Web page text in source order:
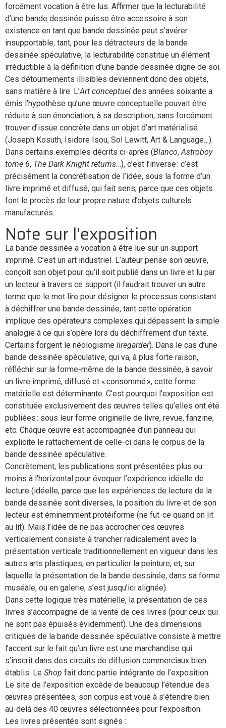
forcément vocation à être lus. Affirmer que la lecturabilité
d’une bande dessinée puisse être accessoire à son
existence en tant que bande dessinée peut s’avérer
insupportable, tant, pour les détracteurs de la bande
dessinée spéculative, la lecturabilité constitue un élément
irréductible à la définition d’une bande dessinée digne de soi.
Ces détournements illisibles deviennent donc des objets,
sans matière à lire. L’Art conceptuel des années soixante a
émis l’hypothèse qu’une œuvre conceptuelle pouvait être
réduite à son énonciation, à sa description, sans forcément
trouver d’issue concrète dans un objet d’art matérialisé
(Joseph Kosuth, Isidore Isou, Sol Lewitt, Art & Language…).
Dans certains exemples décrits ci-après (Blanco,Astroboy
tome 6, The Dark Knight returns…), c’est l’inverse : c’est
précisément la concrétisation de l’idée, sous la forme d’un
livre imprimé et diffusé, qui fait sens, parce que ces objets
font le procès de leur propre nature d’objets culturels
manufacturés.
Note sur l'exposition
La bande dessinée a vocation à être lue sur un support
imprimé. C’est un art industriel. L’auteur pense son œuvre,
conçoit son objet pour qu’il soit publié dans un livre et lu par
un lecteur à travers ce support (il faudrait trouver un autre
terme que le mot lire pour désigner le processus consistant
à déchiffrer une bande dessinée, tant cette opération
implique des opérateurs complexes qui dépassent la simple
analogie à ce qui s’opère lors du déchiffrement d’un texte.
Certains forgent le néologisme liregarder). Dans le cas d’une
bande dessinée spéculative, qui va, à plus forte raison,
réfléchir sur la forme-même de la bande dessinée, à savoir
un livre imprimé, diffusé et « consommé », cette forme
matérielle est déterminante. C’est pourquoi l’exposition est
constituée exclusivement des œuvres telles qu’elles ont été
publiées : sous leur forme originelle de livre, revue, fanzine,
etc. Chaque œuvre est accompagnée d’un panneau qui
explicite le rattachement de celle-ci dans le corpus de la
bande dessinée spéculative.
Concrètement, les publications sont présentées plus ou
moins à l’horizontal pour évoquer l’expérience idéelle de
lecture (idéelle, parce que les expériences de lecture de la
bande dessinée sont diverses, la position du livre et de son
lecteur est éminemment protéiforme (ne fut-ce quand on lit
au lit). Mais l’idée de ne pas accrocher ces œuvres
verticalement consiste à trancher radicalement avec la
présentation verticale traditionnellement en vigueur dans les
autres arts plastiques, en particulier la peinture, et, sur
laquelle la présentation de la bande dessinée, dans sa forme
muséale, ou en galerie, s’est jusqu’ici alignée).
Dans cette logique très matérielle, la présentation de ces
livres s’accompagne de la vente de ces livres (pour ceux qui
ne sont pas épuisés évidemment). Une des dimensions
critiques de la bande dessinée spéculative consiste à mettre
l’accent sur le fait qu’un livre est une marchandise qui
s’inscrit dans des circuits de diffusion commerciaux bien
établis. Le Shop fait donc partie intégrante de l’exposition.
Le site de l’exposition excède de beaucoup l’étendue des
œuvres présentées, son corpus est voué à s’étendre bien
au-delà des 40 œuvres sélectionnées pour l’exposition.
Les livres présentés sont signés :